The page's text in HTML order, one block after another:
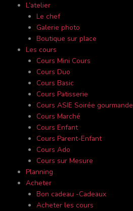
L’atelier
Le chef
Galerie photo
Boutique sur place
Les cours
Cours Mini Cours
Cours Duo
Cours Basic
Cours Patisserie
Cours ASIE Soirée gourmande
Cours Marché
Cours Enfant
Cours Parent-Enfant
Cours Ado
Cours sur Mesure
Planning
Acheter
Bon cadeau -Cadeaux
Acheter les cours